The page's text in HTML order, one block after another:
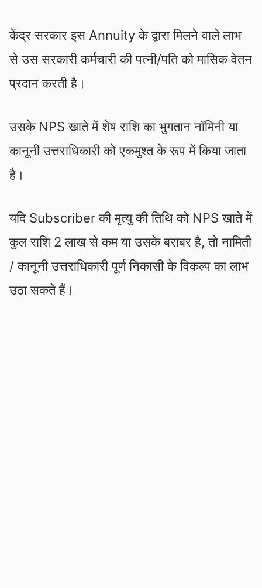
केंद्र सरकार इस Annuity के द्वारा मिलने वाले लाभ
से उस सरकारी कर्मचारी की पत्नी/पति को मासिक वेतन
प्रदान करती है।
उसके NPS खाते में शेष राशि का भुगतान नॉमिनी या
कानूनी उत्तराधिकारी को एकमुश्त के रूप में किया जाता
है।
यदि Subscriber की मृत्यु की तिथि को NPS खाते में
कुल राशि 2 लाख से कम या उसके बराबर है, तो नामिती
/ कानूनी उत्तराधिकारी पूर्ण निकासी के विकल्प का लाभ
उठा सकते हैं।